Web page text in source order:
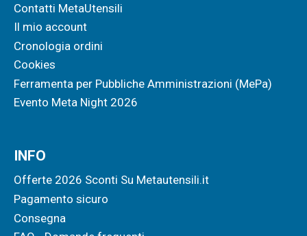
Contatti MetaUtensili
Il mio account
Cronologia ordini
Cookies
Ferramenta per Pubbliche Amministrazioni (MePa)
Evento Meta Night 2026
INFO
Offerte 2026 Sconti Su Metautensili.it
Pagamento sicuro
Consegna